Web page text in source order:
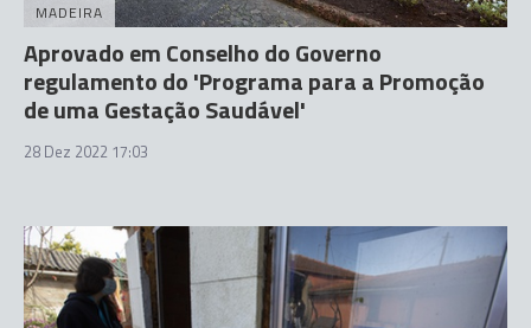
MADEIRA
Aprovado em Conselho do Governo
regulamento do 'Programa para a Promoção
de uma Gestação Saudável'
28 Dez 2022 17:03